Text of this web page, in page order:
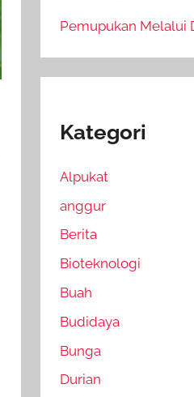
Pemupukan Melalui
Kategori
Alpukat
anggur
Berita
Bioteknologi
Buah
Budidaya
Bunga
Durian